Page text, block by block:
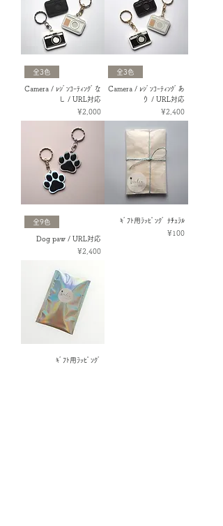
全3色
Camera / ﾚｼﾞﾝｺｰﾃｨﾝｸﾞな
し / URL対応
Price
¥2,000
全3色
Camera / ﾚｼﾞﾝｺｰﾃｨﾝｸﾞあ
り / URL対応
Price
¥2,400
全9色
Dog paw / URL対応
Price
¥2,400
ｷﾞﾌﾄ用ﾗｯﾋﾟﾝｸﾞ ﾅﾁｭﾗﾙ
Price
¥100
ｷﾞﾌﾄ用ﾗｯﾋﾟﾝｸﾞ